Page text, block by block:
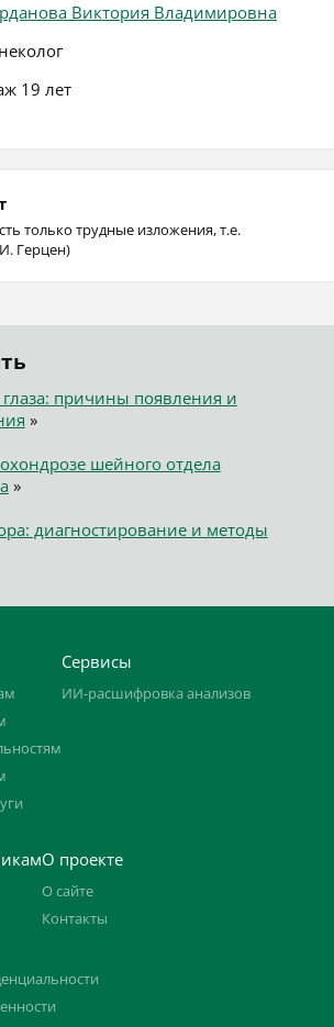
Виктория Владимировна
19 лет
только трудные изложения, т.е.
Герцен)
причины появления и
»
шейного отдела
»
диагностирование и методы
Сервисы
ИИ-расшифровка анализов
О проекте
О сайте
Контакты